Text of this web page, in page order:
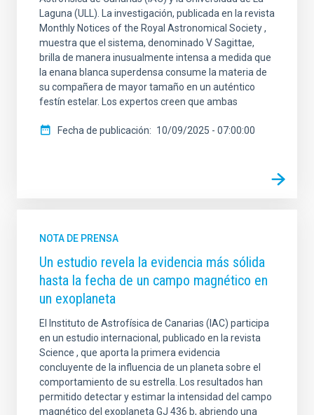
Laguna (ULL). La investigación, publicada en la revista
Monthly Notices of the Royal Astronomical Society ,
muestra que el sistema, denominado V Sagittae,
brilla de manera inusualmente intensa a medida que
la enana blanca superdensa consume la materia de
su compañera de mayor tamaño en un auténtico
festín estelar. Los expertos creen que ambas
Fecha de publicación 10/09/2025 - 07:00:00
NOTA DE PRENSA
Un estudio revela la evidencia más sólida
hasta la fecha de un campo magnético en
un exoplaneta
El Instituto de Astrofísica de Canarias (IAC) participa
en un estudio internacional, publicado en la revista
Science , que aporta la primera evidencia
concluyente de la influencia de un planeta sobre el
comportamiento de su estrella. Los resultados han
permitido detectar y estimar la intensidad del campo
magnético del exoplaneta GJ 436 b, abriendo una